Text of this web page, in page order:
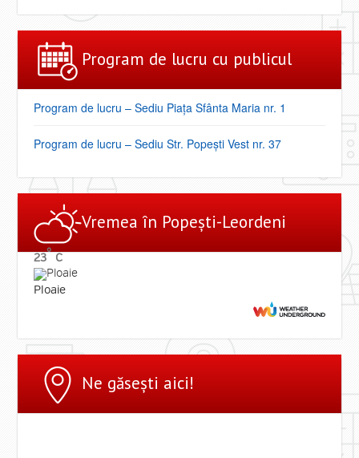
Program de lucru cu publicul
Program de lucru – Sediu Piața Sfânta Maria nr. 1
Program de lucru – Sediu Str. Popești Vest nr. 37
Vremea ȋn Popești-Leordeni
23° C
Ploaie
Ne găsești aici!